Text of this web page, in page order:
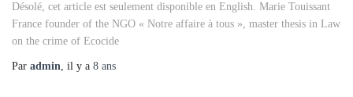
Désolé, cet article est seulement disponible en English. Marie Touissant
France founder of the NGO « Notre affaire à tous », master thesis in Law
on the crime of Ecocide
Par admin, il y a 8 ans